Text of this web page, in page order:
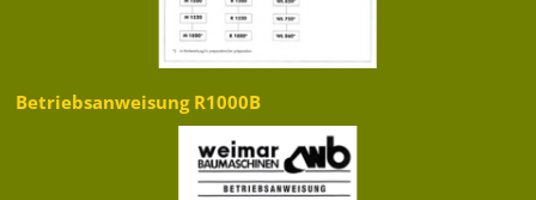
Betriebsanweisung R1000B